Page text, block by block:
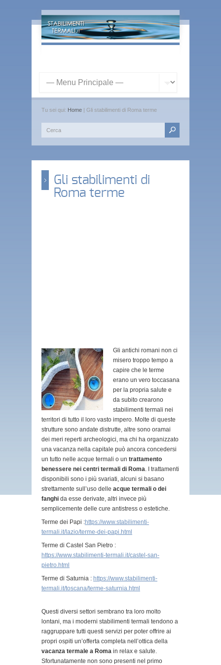
Tu sei qui: Home | Gli stabilimenti di Roma terme
Gli stabilimenti di
Roma terme
Gli antichi romani non ci
misero troppo tempo a
capire che le terme
erano un vero toccasana
per la propria salute e
da subito crearono
stabilimenti termali nei
territori di tutto il loro vasto impero. Molte di queste
strutture sono andate distrutte, altre sono oramai
dei meri reperti archeologici, ma chi ha organizzato
una vacanza nella capitale può ancora concedersi
un tutto nelle acque termali o un trattamento
benessere nei centri termali di Roma. I trattamenti
disponibili sono i più svariati, alcuni si basano
strettamente sull’uso delle acque termali o dei
fanghi da esse derivate, altri invece più
semplicemente delle cure antistress o estetiche.
Terme dei Papi :https://www.stabilimenti-
termali.it/lazio/terme-dei-papi.html
Terme di Castel San Pietro :
https://www.stabilimenti-termali.it/castel-san-
pietro.html
Terme di Saturnia : https://www.stabilimenti-
termali.it/toscana/terme-saturnia.html
Questi diversi settori sembrano tra loro molto
lontani, ma i moderni stabilimenti termali tendono a
raggruppare tutti questi servizi per poter offrire ai
propri ospiti un’offerta completa nell’ottica della
vacanza termale a Roma in relax e salute.
Sfortunatamente non sono presenti nel primo